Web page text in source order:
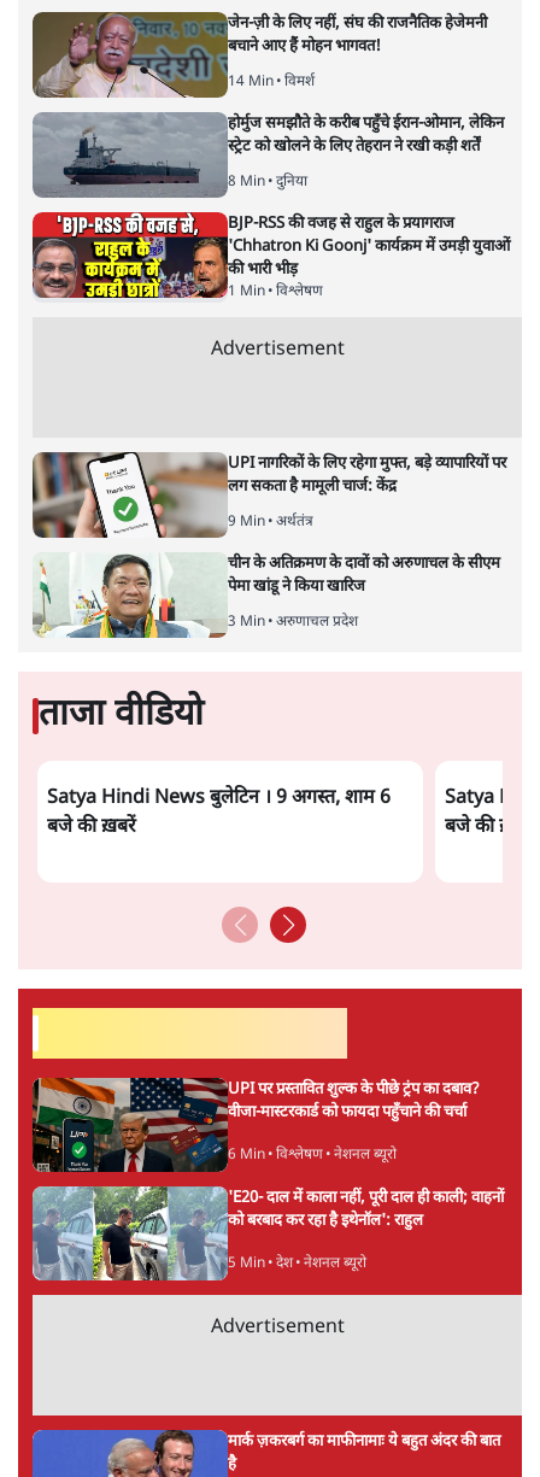
जेन-ज़ी के लिए नहीं, संघ की राजनैतिक हेजेमनी
बचाने आए हैं मोहन भागवत!
14 Min• विमर्श
होर्मुज समझौते के करीब पहुँचे ईरान-ओमान, लेकिन
स्ट्रेट को खोलने के लिए तेहरान ने रखी कड़ी शर्तें
8 Min• दुनिया
BJP-RSS की वजह से राहुल के प्रयागराज
'Chhatron Ki Goonj' कार्यक्रम में उमड़ी युवाओं
की भारी भीड़
1 Min• विश्लेषण
Advertisement
UPI नागरिकों के लिए रहेगा मुफ्त, बड़े व्यापारियों पर
लग सकता है मामूली चार्ज: केंद्र
9 Min• अर्थतंत्र
चीन के अतिक्रमण के दावों को अरुणाचल के सीएम
पेमा खांडू ने किया खारिज
3 Min• अरुणाचल प्रदेश
ताजा वीडियो
Satya Hindi News बुलेटिन । 9 अगस्त, शाम 6
बजे की ख़बरें
Satya
बजे की ख़बरें
UPI पर प्रस्तावित शुल्क के पीछे ट्रंप का दबाव?
वीजा-मास्टरकार्ड को फायदा पहुँचाने की चर्चा
6 Min• विश्लेषण• नेशनल ब्यूरो
'E20- दाल में काला नहीं, पूरी दाल ही काली; वाहनों
को बरबाद कर रहा है इथेनॉल': राहुल
5 Min• देश• नेशनल ब्यूरो
Advertisement
मार्क ज़करबर्ग का माफीनामाः ये बहुत अंदर की बात
है